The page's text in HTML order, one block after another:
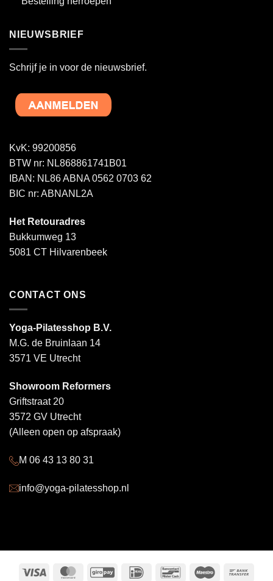
NIEUWSBRIEF
Schrijf je in voor de nieuwsbrief.
KvK: 99200856
BTW nr: NL868861741B01
IBAN: NL86 ABNA 0562 0703 62
BIC nr: ABNANL2A
Het Retouradres
Bukkumweg 13
5081 CT Hilvarenbeek
CONTACT ONS
Yoga-Pilatesshop B.V.
M.G. de Bruinlaan 14
3571 VE Utrecht
Showroom Reformers
Griftstraat 20
3572 GV Utrecht
(Alleen open op afspraak)
M 06 43 13 80 31
info@yoga-pilatesshop.nl
Visa MasterCardGiroPay IDeal BancontactMaestro